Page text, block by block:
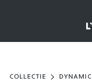
COLLECTIE DYNAMIC